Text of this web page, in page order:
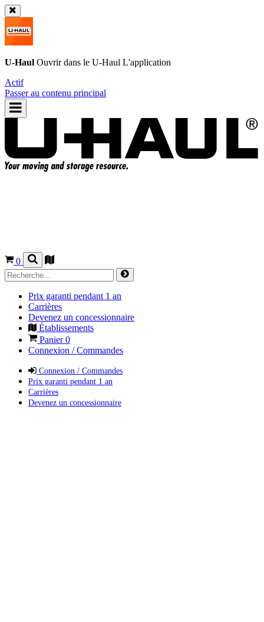
U-Haul Ouvrir dans le U-Haul L'application
Actif
Passer au contenu principal
0
Prix garanti pendant 1 an
Carrières
Devenez un concessionnaire
Établissements
Panier0
Connexion / Commandes
Connexion / Commandes
Prix garanti pendant 1 an
Carrières
Devenez un concessionnaire